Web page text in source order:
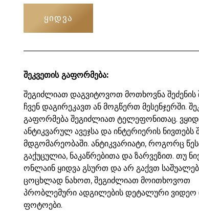
ᲧᲘᲓᲕᲐ
შეკვეთის გაფორმება:
შეგიძლიათ დაგვიტოვოთ მოთხოვნა შეძენის
ჩვენ დაგირეკავთ ან მოგწერთ მესენჯერში.
გაფორმება შეგიძლიათ ტელეფონითაც.
ანტიკვარულ ავეჯსა და ინტერიერის ნივთებს
მდგომარეობაში. ანტიკვარიატი, როგორც
გაქუცულია, ნაკაწრებითა და ზარვეზით. თუ
ონლაინ ყიდვა გსურთ და არ გაქვთ
ცოცხლად ნახოთ, შეგიძლიათ მოითხოვოთ
პრობლემური ადგილების დეტალური ვიდეო
ფოტოები.